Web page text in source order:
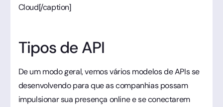
Cloud[/caption]
Tipos de API
De um modo geral, vemos vários modelos de APIs se
desenvolvendo para que as companhias possam
impulsionar sua presença online e se conectarem